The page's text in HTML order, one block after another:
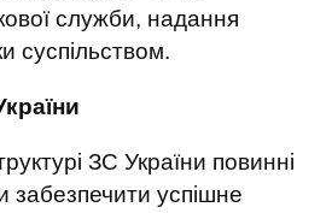
служби, надання
суспільством.
ЗС України повинні
успішне